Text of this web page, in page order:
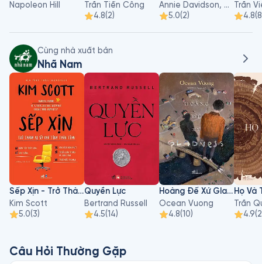
Napoleon Hill
Trần Tiến Công
4.8(2)
Annie Davidson, Richard Harrington
5.0(2)
Trần
4.8(8
Cùng nhà xuất bản
Nhã Nam
Sếp Xịn - Trở Thành Vị Sếp Khó Tính Thân Tình
Kim Scott
5.0(3)
Quyền Lực
Bertrand Russell
4.5(14)
Hoàng Đế Xứ Gladness
Ocean Vuong
4.8(10)
Trần
4.9(
Câu Hỏi Thường Gặp